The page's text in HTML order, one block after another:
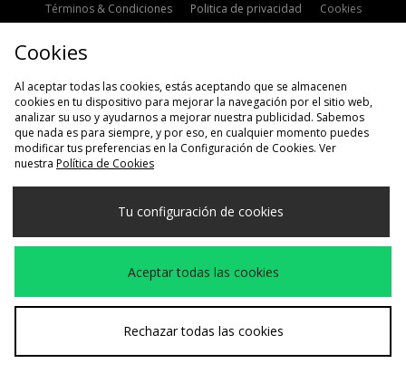
Términos & Condiciones Politica de privacidad
Cookies
Selecciona País
España
Aceptamos las siguientes formas de pago
Visita nuestra página corporativa en www.jdplc.com
Cookies
Al aceptar todas las cookies, estás aceptando que se almacenen
cookies en tu dispositivo para mejorar la navegación por el sitio web,
analizar su uso y ayudarnos a mejorar nuestra publicidad. Sabemos
que nada es para siempre, y por eso, en cualquier momento puedes
modificar tus preferencias en la Configuración de Cookies. Ver
nuestra Política de Cookies
Tu configuración de cookies
Aceptar todas las cookies
Rechazar todas las cookies